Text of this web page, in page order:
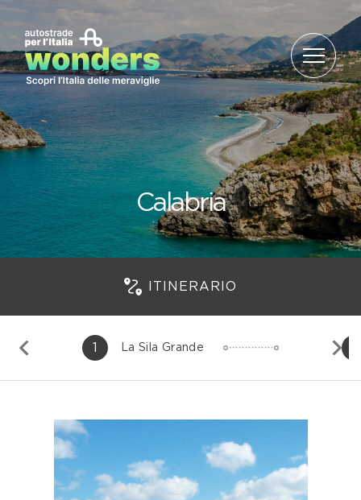
Salta al contenuto
Calabria
ITINERARIO
1 La Sila Grande